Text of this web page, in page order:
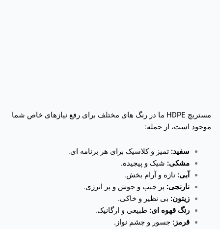
مستربچ HDPE ما در رنگ های مختلف برای رفع نیازهای خاص شما
موجود است، از جمله:
سفید: تمیز و کلاسیک برای هر برنامه ای.
مشکی: شیک و پیچیده.
آبی: تازه و آرام بخش.
نارنجی: پر جنب و جوش و پر انرژی.
زیتون: بی نظیر و خاکی.
رنگ قهوه ای: طبیعی و ارگانیک.
قرمز: جسور و چشم نواز.